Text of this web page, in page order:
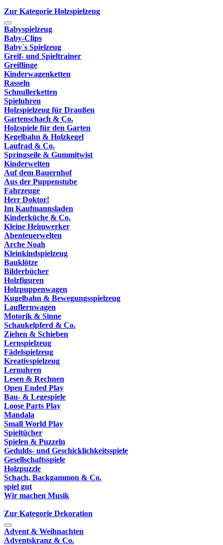
Zur Kategorie Holzspielzeug
Babyspielzeug
Baby-Clips
Baby´s Spielzeug
Greif- und Spieltrainer
Greiflinge
Kinderwagenketten
Rasseln
Schnullerketten
Spieluhren
Holzspielzeug für Draußen
Gartenschach & Co.
Holzspiele für den Garten
Kegelbahn & Holzkegel
Laufrad & Co.
Springseile & Gummitwist
Kinderwelten
Auf dem Bauernhof
Aus der Puppenstube
Fahrzeuge
Herr Doktor!
Im Kaufmannsladen
Kinderküche & Co.
Kleine Heimwerker
Abenteuerwelten
Arche Noah
Kleinkindspielzeug
Bauklötze
Bilderbücher
Holzfiguren
Holzpuppenwagen
Kugelbahn & Bewegungsspielzeug
Lauflernwagen
Motorik & Sinne
Schaukelpferd & Co.
Ziehen & Schieben
Lernspielzeug
Fädelspielzeug
Kreativspielzeug
Lernuhren
Lesen & Rechnen
Open Ended Play
Bau- & Legespiele
Loose Parts Play
Mandala
Small World Play
Spieltücher
Spielen & Puzzeln
Gedulds- und Geschicklichkeitsspiele
Gesellschaftsspiele
Holzpuzzle
Schach, Backgammon & Co.
spiel gut
Wir machen Musik
Zur Kategorie Dekoration
Advent & Weihnachten
Adventskranz & Co.